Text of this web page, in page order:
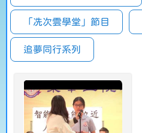
「冼次雲學堂」節目
追夢同行系列